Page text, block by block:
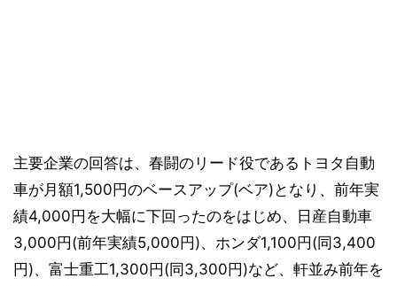
主要企業の回答は、春闘のリード役であるトヨタ自動
車が月額1,500円のベースアップ(ベア)となり、前年実
績4,000円を大幅に下回ったのをはじめ、日産自動車
3,000円(前年実績5,000円)、ホンダ1,100円(同3,400
円)、富士重工1,300円(同3,300円)など、軒並み前年を